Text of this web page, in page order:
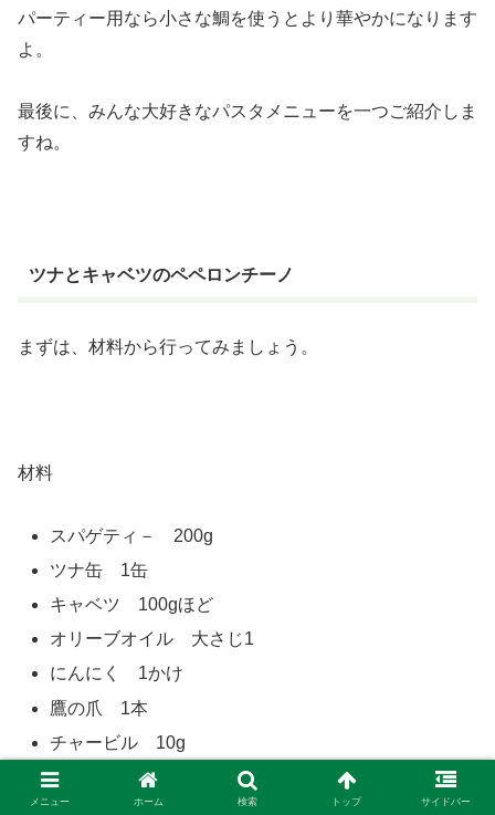
パーティー用なら小さな鯛を使うとより華やかになります
よ。
最後に、みんな大好きなパスタメニューを一つご紹介しま
すね。
ツナとキャベツのペペロンチーノ
まずは、材料から行ってみましょう。
材料
スパゲティ－ 200g
ツナ缶 1缶
キャベツ 100gほど
オリーブオイル 大さじ1
にんにく 1かけ
鷹の爪 1本
チャービル 10g
メニュー ホーム 検索 トップ サイドバー